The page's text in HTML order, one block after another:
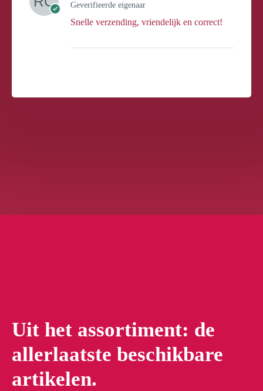
Geverifieerde eigenaar
Snelle verzending, vriendelijk en correct!
Uit het assortiment: de
allerlaatste beschikbare
artikelen.